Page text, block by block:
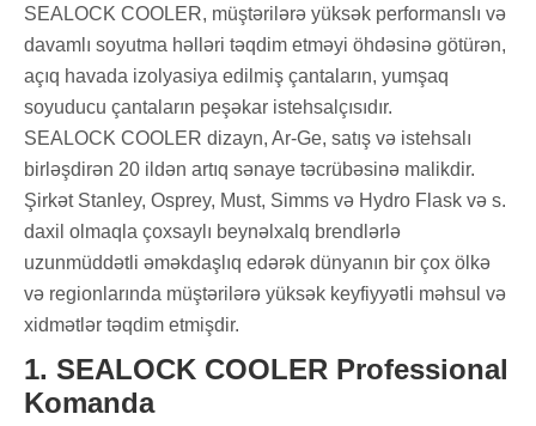
SEALOCK COOLER, müştərilərə yüksək performanslı və
davamlı soyutma həlləri təqdim etməyi öhdəsinə götürən,
açıq havada izolyasiya edilmiş çantaların, yumşaq
soyuducu çantaların peşəkar istehsalçısıdır.
SEALOCK COOLER dizayn, Ar-Ge, satış və istehsalı
birləşdirən 20 ildən artıq sənaye təcrübəsinə malikdir.
Şirkət Stanley, Osprey, Must, Simms və Hydro Flask və s.
daxil olmaqla çoxsaylı beynəlxalq brendlərlə
uzunmüddətli əməkdaşlıq edərək dünyanın bir çox ölkə
və regionlarında müştərilərə yüksək keyfiyyətli məhsul və
xidmətlər təqdim etmişdir.
1. SEALOCK COOLER Professional
Komanda